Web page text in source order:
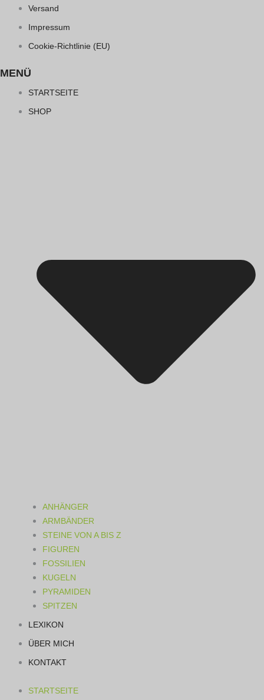
Versand
Impressum
Cookie-Richtlinie (EU)
MENÜ
STARTSEITE
SHOP
ANHÄNGER
ARMBÄNDER
STEINE VON A BIS Z
FIGUREN
FOSSILIEN
KUGELN
PYRAMIDEN
SPITZEN
LEXIKON
ÜBER MICH
KONTAKT
STARTSEITE